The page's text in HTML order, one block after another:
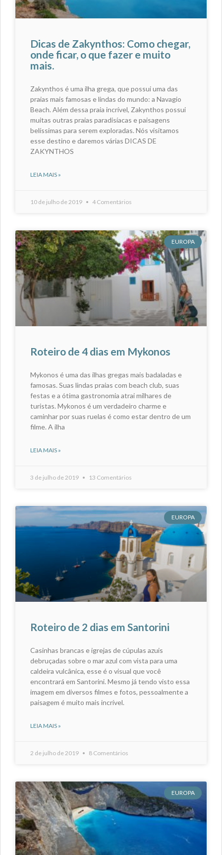
Dicas de Zakynthos: Como chegar,
onde ficar, o que fazer e muito
mais.
Zakynthos é uma ilha grega, que possui uma das
praias mais famosas e lindas do mundo: a Navagio
Beach. Além dessa praia incrível, Zakynthos possui
muitas outras praias paradisíacas e paisagens
belíssimas para serem exploradas. Nós visitamos
esse destino e daremos várias DICAS DE
ZAKYNTHOS
LEIA MAIS »
10 de julho de 2019 4 Comentários
EUROPA
Roteiro de 4 dias em Mykonos
Mykonos é uma das ilhas gregas mais badaladas e
famosas. Suas lindas praias com beach club, suas
festas e a ótima gastronomia atrai milhares de
turistas. Mykonos é um verdadeiro charme e
caminhar por suas ruelas é como estar dentro de um
filme. A ilha
LEIA MAIS »
3 de julho de 2019 13 Comentários
EUROPA
Roteiro de 2 dias em Santorini
Casinhas brancas e igrejas de cúpulas azuis
debruçadas sobre o mar azul com vista para uma
caldeira vulcânica, esse é o visual que você
encontrará em Santorini. Mesmo já tendo visto essa
imagem em diversos filmes e fotos, pessoalmente a
paisagem é muito mais incrível.
LEIA MAIS »
2 de julho de 2019 8 Comentários
EUROPA